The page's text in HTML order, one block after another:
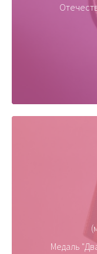
Медаль